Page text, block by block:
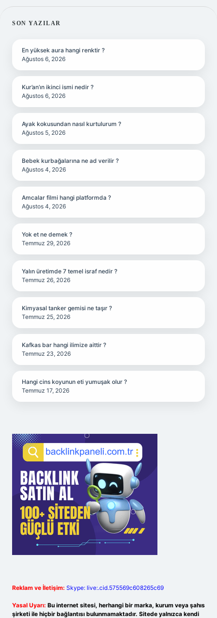
SIDEBAR
SON YAZILAR
En yüksek aura hangi renktir ?
Ağustos 6, 2026
Kur’an’ın ikinci ismi nedir ?
Ağustos 6, 2026
Ayak kokusundan nasıl kurtulurum ?
Ağustos 5, 2026
Bebek kurbağalarına ne ad verilir ?
Ağustos 4, 2026
Amcalar filmi hangi platformda ?
Ağustos 4, 2026
Yok et ne demek ?
Temmuz 29, 2026
Yalın üretimde 7 temel israf nedir ?
Temmuz 26, 2026
Kimyasal tanker gemisi ne taşır ?
Temmuz 25, 2026
Kafkas bar hangi ilimize aittir ?
Temmuz 23, 2026
Hangi cins koyunun eti yumuşak olur ?
Temmuz 17, 2026
Reklam ve İletişim: Skype: live:.cid.575569c608265c69
Yasal Uyarı: Bu internet sitesi, herhangi bir marka, kurum veya şahıs
şirketi ile hiçbir bağlantısı bulunmamaktadır. Sitede yalnızca kendi